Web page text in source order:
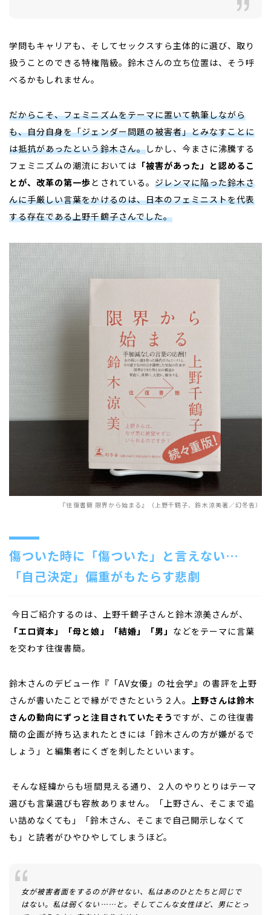
学問もキャリアも、そしてセックスすら主体的に選び、取り
扱うことのできる特権階級。鈴木さんの立ち位置は、そう呼
べるかもしれません。
だからこそ、フェミニズムをテーマに置いて執筆しながら
も、自分自身を「ジェンダー問題の被害者」とみなすことに
は抵抗があったという鈴木さん。しかし、今まさに沸騰する
フェミニズムの潮流においては 「被害があった」と認めるこ
とが、改革の第一歩とされている。 ジレンマに陥った鈴木さ
んに手厳しい言葉をかけるのは、日本のフェミニストを代表
する存在である上野千鶴子さんでした。
『往復書簡 限界から始まる』（上野千鶴子、鈴木涼美著／幻冬舎）
傷ついた時に「傷ついた」と言えない…
「自己決定」偏重がもたらす悲劇
今日ご紹介するのは、上野千鶴子さんと鈴木涼美さんが、
「エロ資本」「母と娘」「結婚」「男」 などをテーマに言葉
を交わす往復書簡。
鈴木さんのデビュー作『「AV女優」の社会学』の書評を上野
さんが書いたことで縁ができたという２人。
上野さんは鈴木
さんの動向にずっと注目されていたそう ですが、この往復書
簡の企画が持ち込まれたときには「鈴木さんの方が嫌がるで
しょう」と編集者にくぎを刺したといいます。
そんな経緯からも垣間見える通り、２人のやりとりはテーマ
選びも言葉選びも容赦ありません。「上野さん、そこまで追
い詰めなくても」「鈴木さん、そこまで自己開示しなくて
も」と読者がひやひやしてしまうほど。
女が被害者面をするのが許せない、私はあのひとたちと同じで
はない。私は弱くない……と。そしてこんな女性ほど、男にとっ